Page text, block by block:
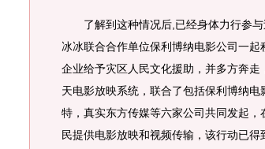
了解到这种情况后,已经身体力行参与
冰冰联合合作单位保利博纳电影公司一
企业给予灾区人民文化援助，并多方奔
天电影放映系统，联合了包括保利博纳
特，真实东方传媒等六家公司共同发起
民提供电影放映和视频传输，该行动已得